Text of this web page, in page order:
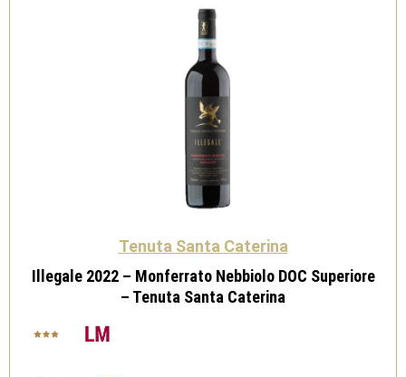
Tenuta Santa Caterina
Illegale 2022 – Monferrato Nebbiolo DOC Superiore
– Tenuta Santa Caterina